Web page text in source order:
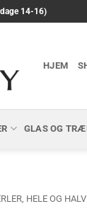
14-16)
HJEM
GLAS OG
HELE OG